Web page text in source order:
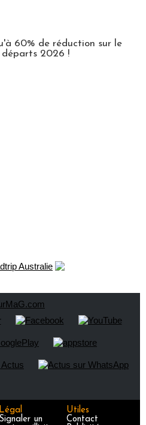
60% de réduction sur le
départs 2026 !
Légal
Signaler un
Utiles
Contact